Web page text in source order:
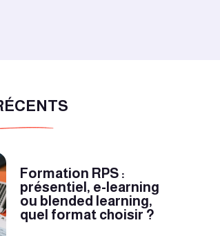
Formation RPS :
présentiel, e-learning
ou blended learning,
quel format choisir ?